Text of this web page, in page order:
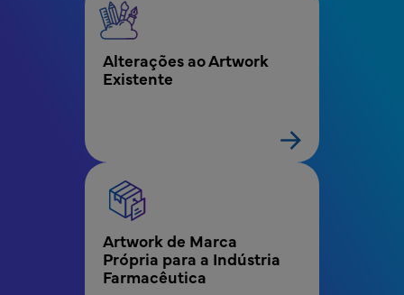
Alterações ao Artwork
Existente
Artwork de Marca
Própria para a Indústria
Farmacêutica